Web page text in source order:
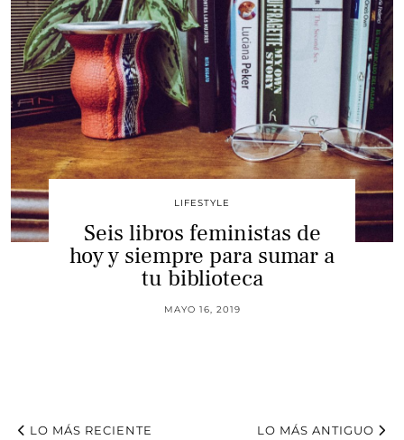
LIFESTYLE
Seis libros feministas de
hoy y siempre para sumar a
tu biblioteca
MAYO 16, 2019
LO MÁS RECIENTE LO MÁS ANTIGUO